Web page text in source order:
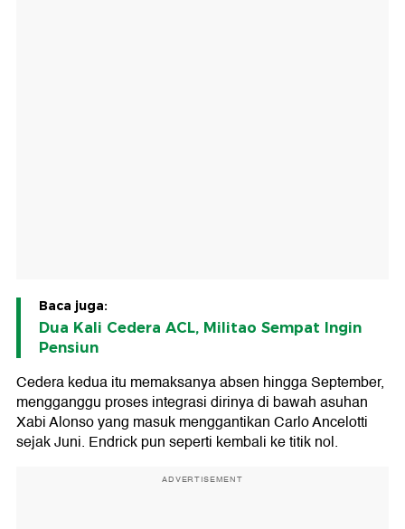
Baca juga:
Dua Kali Cedera ACL, Militao Sempat Ingin
Pensiun
Cedera kedua itu memaksanya absen hingga September,
mengganggu proses integrasi dirinya di bawah asuhan
Xabi Alonso yang masuk menggantikan Carlo Ancelotti
sejak Juni. Endrick pun seperti kembali ke titik nol.
ADVERTISEMENT